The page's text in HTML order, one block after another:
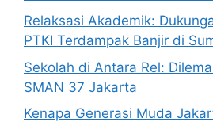
Relaksasi Akademik:
PTKI Terdampak Banjir di
Sekolah di Antara Rel:
SMAN 37 Jakarta
Kenapa Generasi Muda